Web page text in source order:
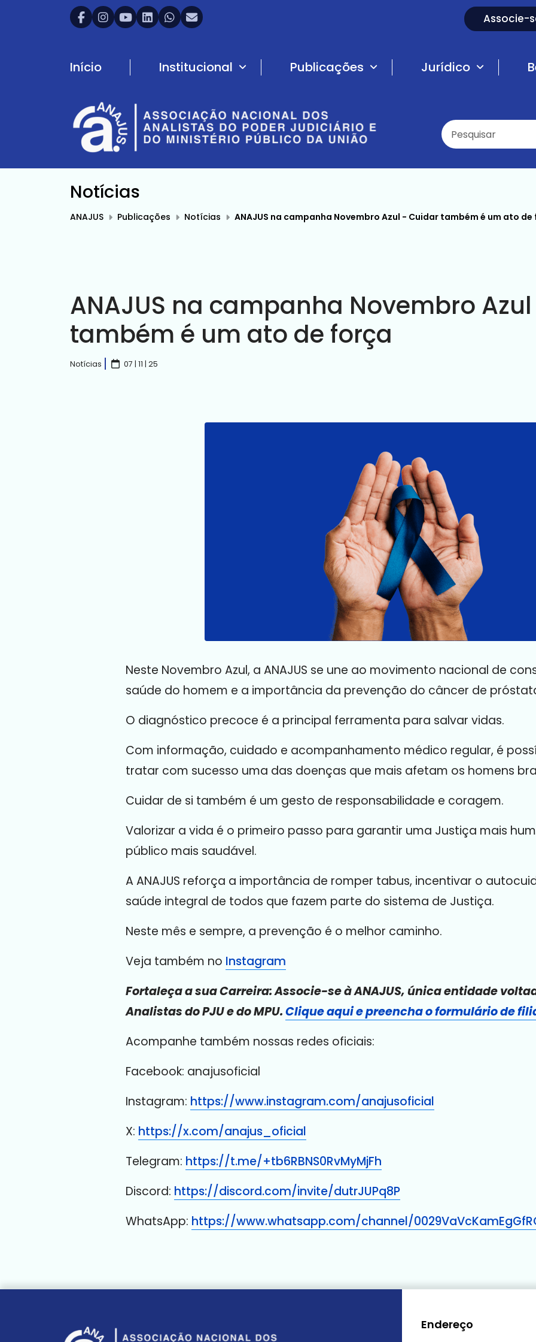
Associe-
Início Institucional Publicações Jurídico
Notícias
ANAJUS Publicações Notícias ANAJUS na campanha Novembro Azul - Cuidar também é um ato
ANAJUS na campanha Novembro
também é um ato de força
Notícias 07 | 11 | 25
Neste Novembro Azul, a ANAJUS se une ao movimento nacional de
saúde do homem e a importância da prevenção do câncer de
O diagnóstico precoce é a principal ferramenta para salvar vidas.
Com informação, cuidado e acompanhamento médico regular, é
tratar com sucesso uma das doenças que mais afetam os homens
Cuidar de si também é um gesto de responsabilidade e coragem.
Valorizar a vida é o primeiro passo para garantir uma Justiça mais
público mais saudável.
A ANAJUS reforça a importância de romper tabus, incentivar o
saúde integral de todos que fazem parte do sistema de Justiça.
Neste mês e sempre, a prevenção é o melhor caminho.
Veja também no Instagram
Fortaleça a sua Carreira: Associe-se à ANAJUS, única entidade
Analistas do PJU e do MPU.Clique aqui e preencha o formulário de
Acompanhe também nossas redes oficiais:
Facebook: anajusoficial
Instagram: https://www.instagram.com/anajusoficial
X: https://x.com/anajus_oficial
Telegram: https://t.me/+tb6RBNS0RvMyMjFh
Discord: https://discord.com/invite/dutrJUPq8P
WhatsApp: https://www.whatsapp.com/channel/
Endereço